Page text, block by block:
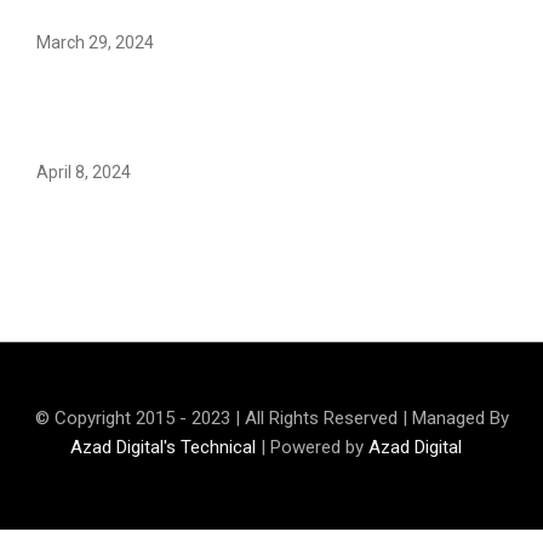
March 29, 2024
April 8, 2024
© Copyright 2015 - 2023 | All Rights Reserved | Managed By
Azad Digital's Technical | Powered by Azad Digital